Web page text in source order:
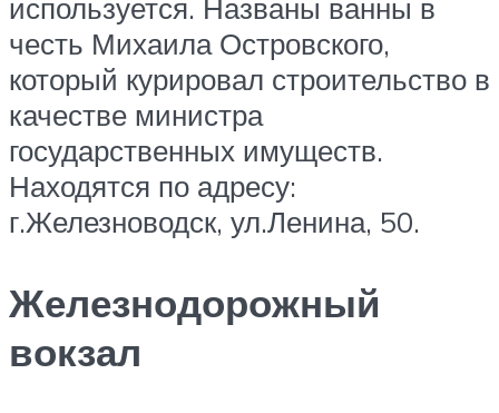
используется. Названы ванны в
честь Михаила Островского,
который курировал строительство в
качестве министра
государственных имуществ.
Находятся по адресу:
г.Железноводск, ул.Ленина, 50.
Железнодорожный
вокзал